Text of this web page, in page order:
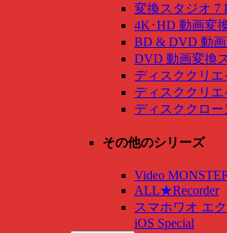
変換スタジオ 7
4K･HD 動画変
BD & DVD 動
DVD 動画変換
ディスククリ
ディスククリ
ディスククロ
その他のシリーズ
Video
ALL★Recorder
スマホワオ エ
iOS Special